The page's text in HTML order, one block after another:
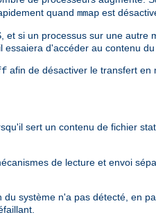
quand mmap est
si un processus sur une autre
d'accéder au contenu du
afin de désactiver le transfert en
sert un contenu de fichier
de lecture et envoi
système n'a pas détecté, en